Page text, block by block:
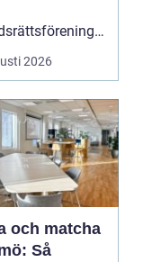
2026
och matcha
Så